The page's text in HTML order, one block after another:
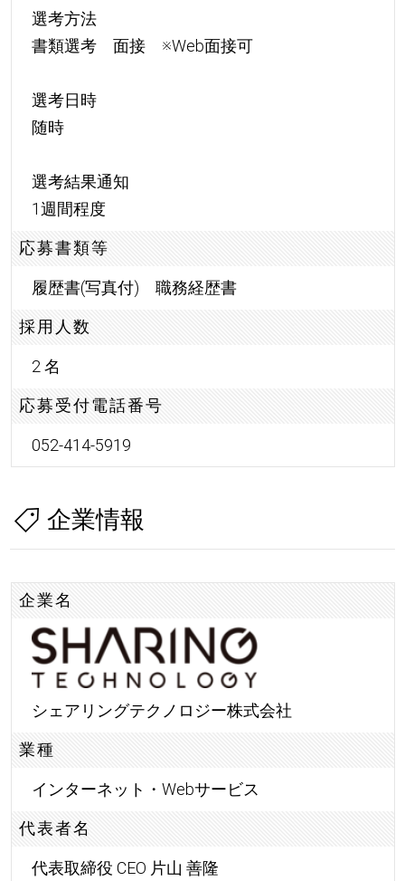
選考方法
書類選考 面接 ※Web面接可
選考日時
随時
選考結果通知
1週間程度
応募書類等
履歴書(写真付) 職務経歴書
採用人数
2 名
応募受付電話番号
052-414-5919
企業情報
企業名
シェアリングテクノロジー株式会社
業種
インターネット・Webサービス
代表者名
代表取締役 CEO 片山 善隆